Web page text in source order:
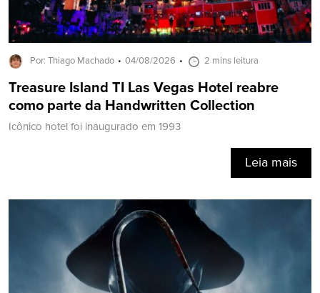
Por: Thiago Machado 04/08/2026 2 mins leitura
Treasure Island TI Las Vegas Hotel reabre
como parte da Handwritten Collection
Icônico hotel foi inaugurado em 1993
Leia mais